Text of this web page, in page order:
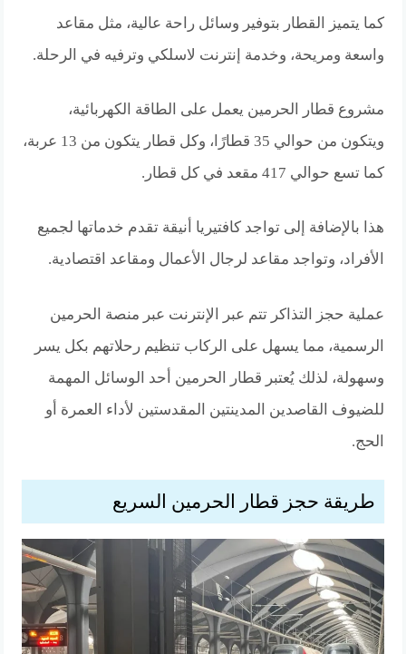
كما يتميز القطار بتوفير وسائل راحة عالية، مثل مقاعد
واسعة ومريحة، وخدمة إنترنت لاسلكي وترفيه في الرحلة.
مشروع قطار الحرمين يعمل على الطاقة الكهربائية،
ويتكون من حوالي 35 قطارًا، وكل قطار يتكون من 13 عربة،
كما تسع حوالي 417 مقعد في كل قطار.
هذا بالإضافة إلى تواجد كافتيريا أنيقة تقدم خدماتها لجميع
الأفراد، وتواجد مقاعد لرجال الأعمال ومقاعد اقتصادية.
عملية حجز التذاكر تتم عبر الإنترنت عبر منصة الحرمين
الرسمية، مما يسهل على الركاب تنظيم رحلاتهم بكل يسر
وسهولة، لذلك يُعتبر قطار الحرمين أحد الوسائل المهمة
للضيوف القاصدين المدينتين المقدستين لأداء العمرة أو
الحج.
طريقة حجز قطار الحرمين السريع